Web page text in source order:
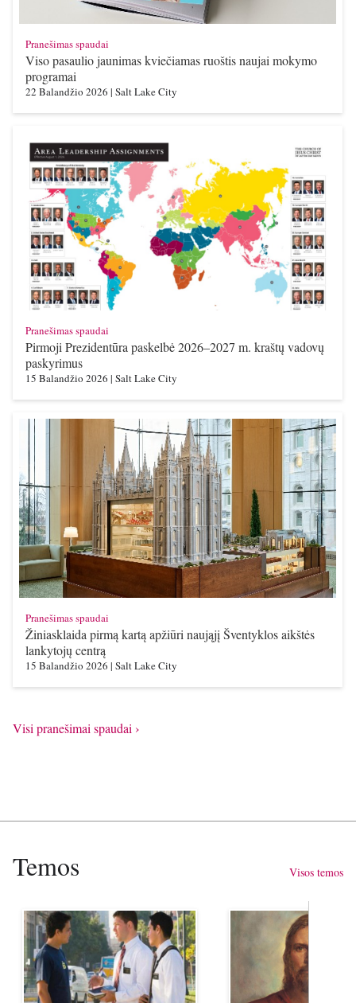
Pranešimas spaudai
Viso pasaulio jaunimas kviečiamas ruoštis naujai mokymo
programai
22 Balandžio 2026 | Salt Lake City
Pranešimas spaudai
Pirmoji Prezidentūra paskelbė 2026–2027 m. kraštų vadovų
paskyrimus
15 Balandžio 2026 | Salt Lake City
Pranešimas spaudai
Žiniasklaida pirmą kartą apžiūri naująjį Šventyklos aikštės
lankytojų centrą
15 Balandžio 2026 | Salt Lake City
Visi pranešimai spaudai ›
Temos Visos temos